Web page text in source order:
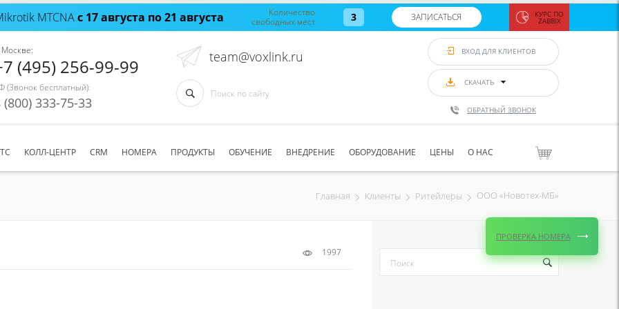
MTCNAс 17 августа по 21 августа
Количество
свободных мест
3 ЗАПИСАТЬСЯ КУРС ПО
ZABBIX
ВХОД ДЛЯ КЛИЕНТОВ
СКАЧАТЬ
ОБРАТНЫЙ ЗВОНОК
(495) 256-99-99
(Звонок бесплатный):
(800) 333-75-33
team@voxlink.ru
КОЛЛ-ЦЕНТР CRM НОМЕРА ПРОДУКТЫ ОБУЧЕНИЕ ВНЕДРЕНИЕ ОБОРУДОВАНИЕ ЦЕНЫ О НАС
Главная Клиенты Ритейлеры ООО «Новотех-МБ»
1997
ПРОВЕРКА НОМЕРА